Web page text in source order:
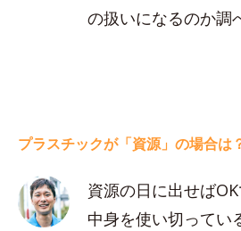
の扱いになるのか調
プラスチックが「資源」の場合は
資源の日に出せばOK
中身を使い切ってい